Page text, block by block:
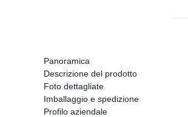
Panoramica
Descrizione del prodotto
Foto dettagliate
Imballaggio e spedizione
Profilo aziendale